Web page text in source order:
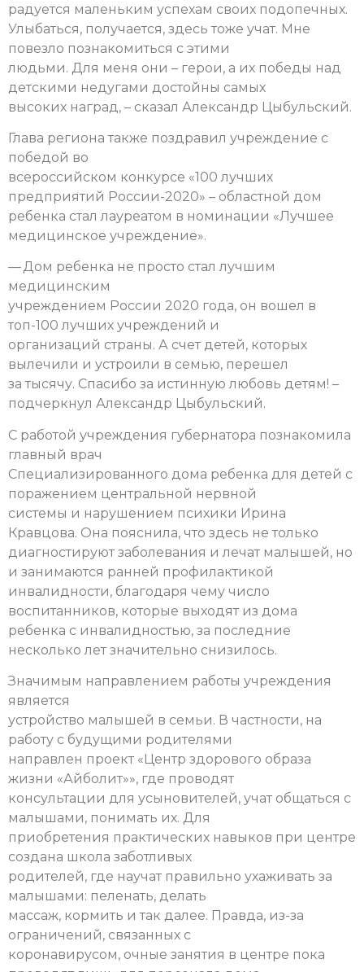
радуется маленьким успехам своих подопечных.
Улыбаться, получается, здесь тоже учат. Мне
повезло познакомиться с этими
людьми. Для меня они – герои, а их победы над
детскими недугами достойны самых
высоких наград, – сказал Александр Цыбульский.
Глава региона также поздравил учреждение с
победой во
всероссийском конкурсе «100 лучших
предприятий России-2020» – областной дом
ребенка стал лауреатом в номинации «Лучшее
медицинское учреждение».
— Дом ребенка не просто стал лучшим
медицинским
учреждением России 2020 года, он вошел в
топ-100 лучших учреждений и
организаций страны. А счет детей, которых
вылечили и устроили в семью, перешел
за тысячу. Спасибо за истинную любовь детям! –
подчеркнул Александр Цыбульский.
С работой учреждения губернатора познакомила
главный врач
Специализированного дома ребенка для детей с
поражением центральной нервной
системы и нарушением психики Ирина
Кравцова. Она пояснила, что здесь не только
диагностируют заболевания и лечат малышей, но
и занимаются ранней профилактикой
инвалидности, благодаря чему число
воспитанников, которые выходят из дома
ребенка с инвалидностью, за последние
несколько лет значительно снизилось.
Значимым направлением работы учреждения
является
устройство малышей в семьи. В частности, на
работу с будущими родителями
направлен проект «Центр здорового образа
жизни «Айболит»», где проводят
консультации для усыновителей, учат общаться с
малышами, понимать их. Для
приобретения практических навыков при центре
создана школа заботливых
родителей, где научат правильно ухаживать за
малышами: пеленать, делать
массаж, кормить и так далее. Правда, из-за
ограничений, связанных с
коронавирусом, очные занятия в центре пока